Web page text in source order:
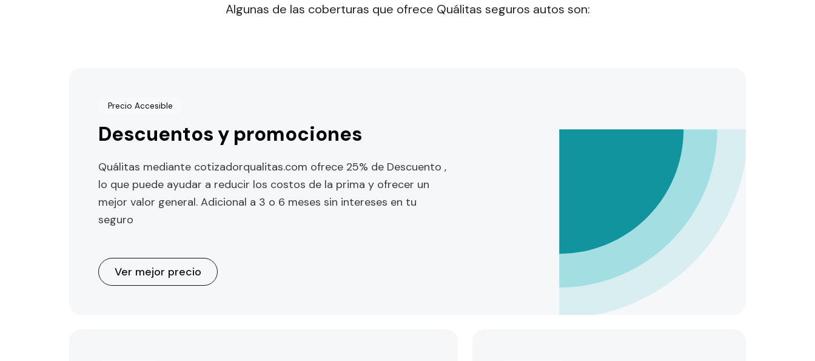
Algunas de las coberturas que ofrece Quálitas seguros autos son:
Precio Accesible
Descuentos y promociones
Quálitas mediante cotizadorqualitas.com ofrece 25% de Descuento ,
lo que puede ayudar a reducir los costos de la prima y ofrecer un
mejor valor general. Adicional a 3 o 6 meses sin intereses en tu
seguro
Ver mejor precio